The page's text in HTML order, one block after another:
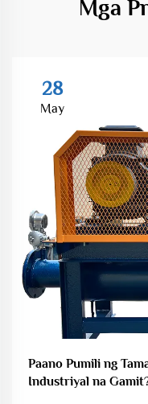
Mga
28
May
Paano Pumili ng
Industriyal na